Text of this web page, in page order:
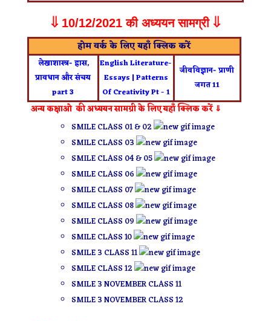
⇓ 10/12/2021 की अध्ययन सामग्री ⇓
होम वर्क के लिए यहाँ क्लिक करें
लेखाशास्त्र- ह्रास,
प्रावधान और संचय
part 3
English Literature-
Essays | Patterns
Of Creativity Pt - 1
जीवविज्ञान- प्राणी
जगत11
अन्य कक्षाओ की अध्ययन सामग्री के लिए यहाँ क्लिक करें ⇓
SMILE CLASS 01 & 02
SMILE CLASS 03
SMILE CLASS 04 & 05
SMILE CLASS 06
SMILE CLASS 07
SMILE CLASS 08
SMILE CLASS 09
SMILE CLASS 10
SMILE 3 CLASS 11
SMILE CLASS 12
SMILE 3 NOVEMBER CLASS 11
SMILE 3 NOVEMBER CLASS 12